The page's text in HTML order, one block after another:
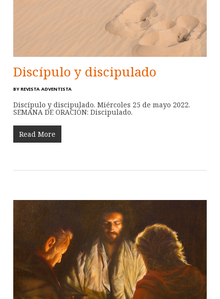
Discípulo y discipulado
BY REVISTA ADVENTISTA
Discípulo y discipulado. Miércoles 25 de mayo 2022.
SEMANA DE ORACIÓN: Discipulado.
Read More